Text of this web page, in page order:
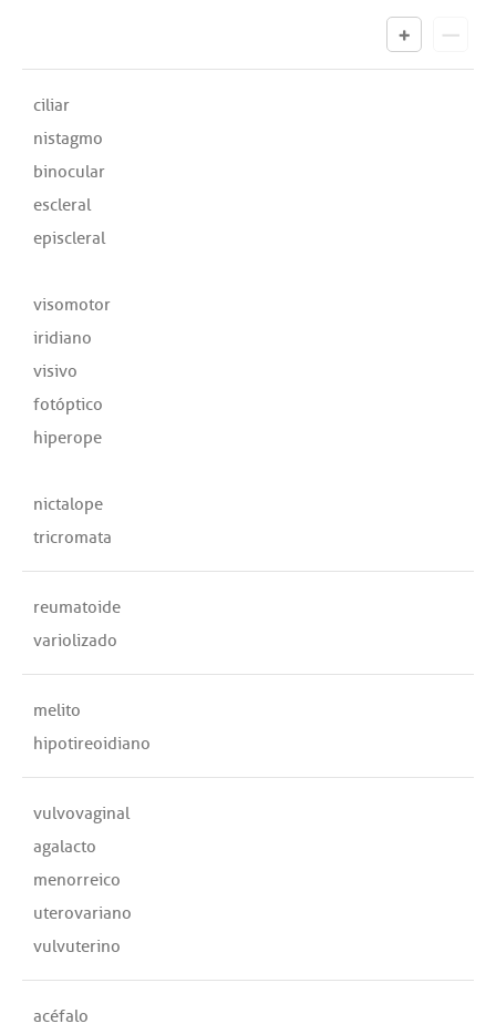
ciliar
nistagmo
binocular
escleral
episcleral
visomotor
iridiano
visivo
fotóptico
hiperope
nictalope
tricromata
reumatoide
variolizado
melito
hipotireoidiano
vulvovaginal
agalacto
menorreico
uterovariano
vulvuterino
acéfalo